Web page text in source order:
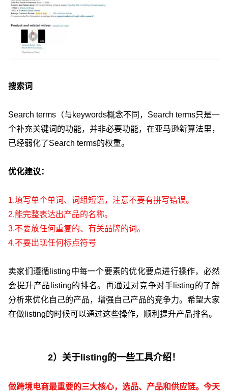
搜索词
Search terms（与keywords概念不同，Search terms只是一
个补充关键词的功能，并非必要功能，在亚马逊新算法里，
已经弱化了Search terms的权重。
优化建议：
1.填写单个单词、词组短语，注意不要有拼写错误。
2.能完整表达出产品的名称。
3.不要放任何重复的、有关品牌的词。
4.不要出现任何标点符号
卖家们遵循listing中每一个要素的优化要点进行操作，必然
会提升产品listing的排名。再通过对竞争对手listing的了解
分析来优化自己的产品，增强自己产品的竞争力。希望大家
在做listing的时候可以通过这些操作，顺利提升产品排名。
2）关于listing的一些工具介绍！
做跨境电商最重要的三大核心，选品、产品和供应链。今天